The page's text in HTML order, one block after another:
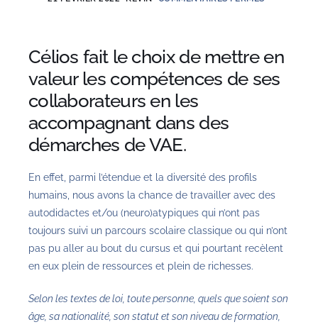
Célios fait le choix de mettre en
valeur les compétences de ses
collaborateurs en les
accompagnant dans des
démarches de VAE.
En effet, parmi l’étendue et la diversité des profils
humains, nous avons la chance de travailler avec des
autodidactes et/ou (neuro)atypiques qui n’ont pas
toujours suivi un parcours scolaire classique ou qui n’ont
pas pu aller au bout du cursus et qui pourtant recèlent
en eux plein de ressources et plein de richesses.
Selon les textes de loi, toute personne, quels que soient son
âge, sa nationalité, son statut et son niveau de formation,